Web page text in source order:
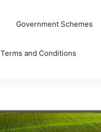
Government Schemes
Terms and Conditions